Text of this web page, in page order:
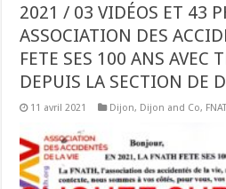
2021 / 03 VIDÉOS ET 43
ASSOCIATION DES
FETE SES 100 ANS AVEC
DEPUIS LA SECTION DE
11 avril 2021 Dijon, Dijon and Co,